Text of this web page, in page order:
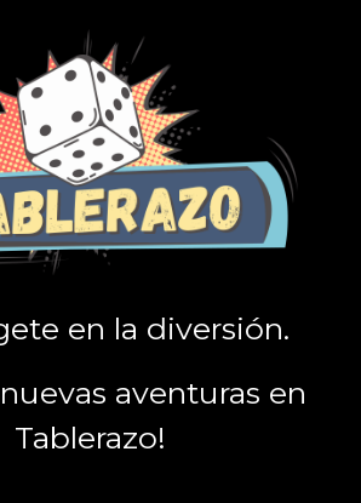
en la diversión.
aventuras en
Tablerazo!